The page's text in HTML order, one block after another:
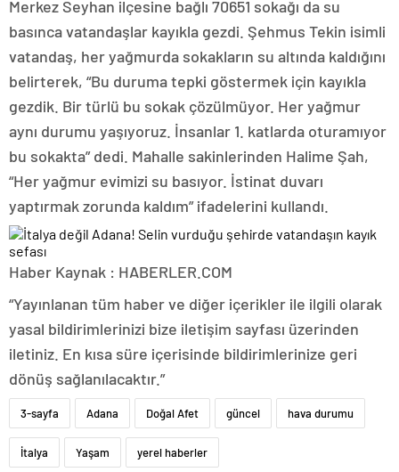
Merkez Seyhan ilçesine bağlı 70651 sokağı da su
basınca vatandaşlar kayıkla gezdi. Şehmus Tekin isimli
vatandaş, her yağmurda sokakların su altında kaldığını
belirterek, “Bu duruma tepki göstermek için kayıkla
gezdik. Bir türlü bu sokak çözülmüyor. Her yağmur
aynı durumu yaşıyoruz. İnsanlar 1. katlarda oturamıyor
bu sokakta” dedi. Mahalle sakinlerinden Halime Şah,
“Her yağmur evimizi su basıyor. İstinat duvarı
yaptırmak zorunda kaldım” ifadelerini kullandı.
Haber Kaynak : HABERLER.COM
“Yayınlanan tüm haber ve diğer içerikler ile ilgili olarak
yasal bildirimlerinizi bize iletişim sayfası üzerinden
iletiniz. En kısa süre içerisinde bildirimlerinize geri
dönüş sağlanılacaktır.”
3-sayfa Adana Doğal Afet güncel hava durumu
İtalya Yaşam yerel haberler